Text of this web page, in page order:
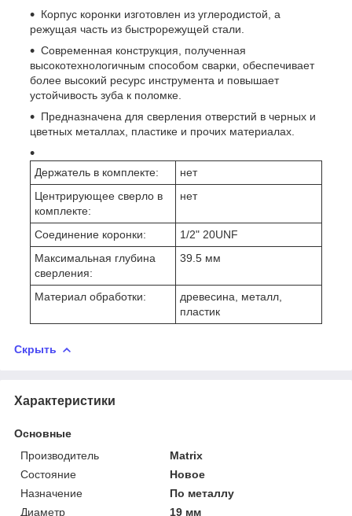
Корпус коронки изготовлен из углеродистой, а
режущая часть из быстрорежущей стали.
Современная конструкция, полученная
высокотехнологичным способом сварки, обеспечивает
более высокий ресурс инструмента и повышает
устойчивость зуба к поломке.
Предназначена для сверления отверстий в черных и
цветных металлах, пластике и прочих материалах.
Держатель в комплекте:
нет
Центрирующее сверло в
комплекте:
нет
Соединение коронки:
1/2" 20UNF
Максимальная глубина
сверления:
39.5 мм
Материал обработки:
древесина, металл,
пластик
Скрыть
Характеристики
Основные
Производитель
Matrix
Состояние
Новое
Назначение
По металлу
Диаметр
19 мм